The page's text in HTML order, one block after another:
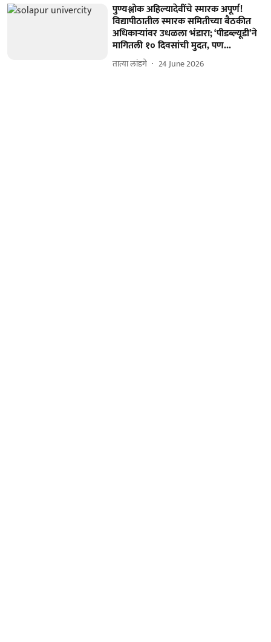
पुण्यश्लोक अहिल्यादेवींचे स्मारक अपूर्ण!
विद्यापीठातील स्मारक समितीच्या बैठकीत
अधिकाऱ्यांवर उधळला भंडारा; ‘पीडब्ल्यूडी’ने
मागितली १० दिवसांची मुदत, पण...
तात्या लांडगे 24 June 2026